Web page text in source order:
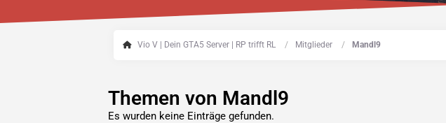
Vio V | Dein GTA5 Server | RP trifft RL Mitglieder Mandl9
Themen von Mandl9
Es wurden keine Einträge gefunden.